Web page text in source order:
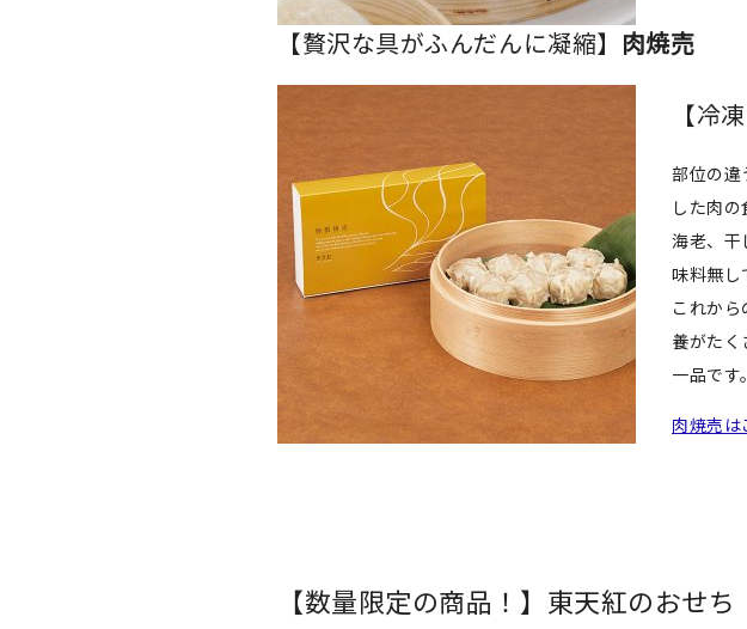
【贅沢な具がふんだんに凝縮】 肉焼売
【冷
部位の違
した肉の
海老、干
味料無し
これか
養がたく
一品です。
肉焼売は
【数量限定の商品！】東天紅のおせ